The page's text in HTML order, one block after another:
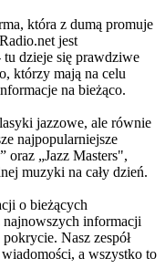
która z dumą promuje
jest
dzieje się prawdziwe
którzy mają na celu
na bieżąco.
jazzowe, ale równie
najpopularniejsze
oraz „Jazz Masters",
muzyki na cały dzień.
o bieżących
informacji
Nasz zespół
a wszystko to